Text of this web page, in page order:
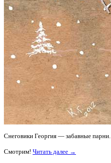
Снеговики Георгия — забавные парни.
Смотрим! Читать далее →